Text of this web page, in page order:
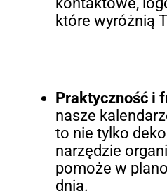
które wyróżnią
Praktyczność i
nasze
to nie tylko
narzędzie
pomoże w
dnia.